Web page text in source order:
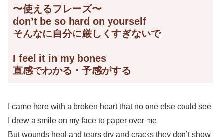
〜使えるフレーズ〜
don’t be so hard on yourself
そんなに自分に厳しくすぎないで
I feel it in my bones
直感でわかる・予感がする
I came here with a broken heart that no one else could see
I drew a smile on my face to paper over me
But wounds heal and tears dry and cracks they don’t show